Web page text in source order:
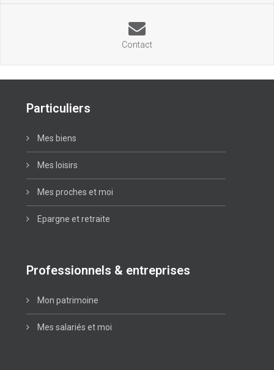
Contact
Particuliers
Mes biens
Mes loisirs
Mes proches et moi
Epargne et retraite
Professionnels & entreprises
Mon patrimoine
Mes salariés et moi